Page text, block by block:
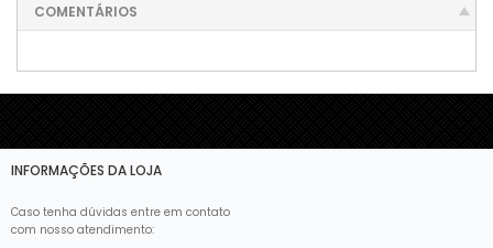
COMENTÁRIOS
INFORMAÇÕES DA LOJA
Caso tenha dúvidas entre em contato
com nosso atendimento: